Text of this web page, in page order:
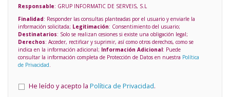
Responsable: GRUP INFORMATIC DE SERVEIS, S.L
Finalidad: Responder las consultas planteadas por el usuario y enviarle la
información solicitada; Legitimación: Consentimiento del usuario;
Destinatarios: Solo se realizan cesiones si existe una obligación legal;
Derechos: Acceder, rectificar y suprimir, así como otros derechos, como se
indica en la información adicional; Información Adicional: Puede
consultar la información completa de Protección de Datos en nuestra Política
de Privacidad.
He leído y acepto la Política de Privacidad.